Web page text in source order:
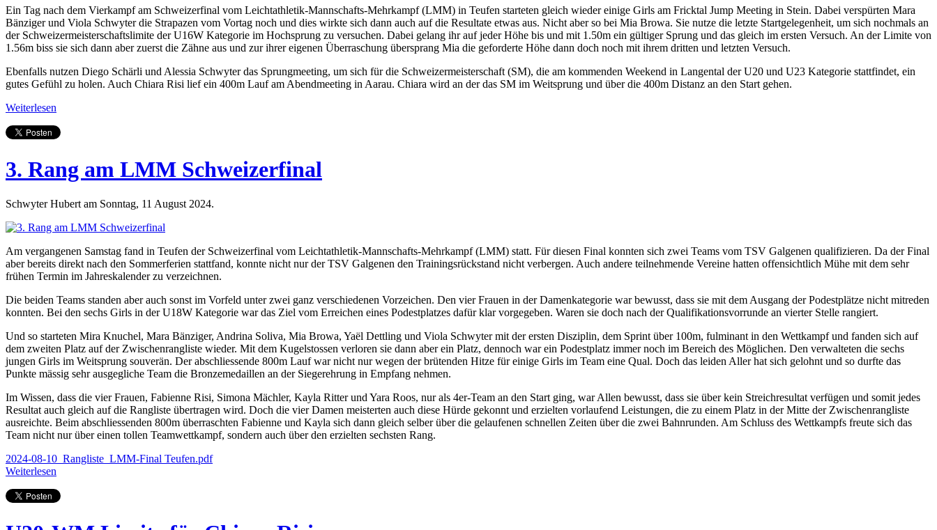
Ein Tag nach dem Vierkampf am Schweizerfinal vom Leichtathletik-Mannschafts-Mehrkampf (LMM) in Teufen starteten gleich wieder einige Girls am Fricktal Jump Meeting in Stein. Dabei verspürten Mara
Bänziger und Viola Schwyter die Strapazen vom Vortag noch und dies wirkte sich dann auch auf die Resultate etwas aus. Nicht aber so bei Mia Browa. Sie nutze die letzte Startgelegenheit, um sich nochmals an
der Schweizermeisterschaftslimite der U16W Kategorie im Hochsprung zu versuchen. Dabei gelang ihr auf jeder Höhe bis und mit 1.50m ein gültiger Sprung und das gleich im ersten Versuch. An der Limite von
1.56m biss sie sich dann aber zuerst die Zähne aus und zur ihrer eigenen Überraschung übersprang Mia die geforderte Höhe dann doch noch mit ihrem dritten und letzten Versuch.
Ebenfalls nutzen Diego Schärli und Alessia Schwyter das Sprungmeeting, um sich für die Schweizermeisterschaft (SM), die am kommenden Weekend in Langental der U20 und U23 Kategorie stattfindet, ein
gutes Gefühl zu holen. Auch Chiara Risi lief ein 400m Lauf am Abendmeeting in Aarau. Chiara wird an der das SM im Weitsprung und über die 400m Distanz an den Start gehen.
Weiterlesen
3. Rang am LMM Schweizerfinal
Schwyter Hubert am Sonntag, 11 August 2024.
Am vergangenen Samstag fand in Teufen der Schweizerfinal vom Leichtathletik-Mannschafts-Mehrkampf (LMM) statt. Für diesen Final konnten sich zwei Teams vom TSV Galgenen qualifizieren. Da der Final
aber bereits direkt nach den Sommerferien stattfand, konnte nicht nur der TSV Galgenen den Trainingsrückstand nicht verbergen. Auch andere teilnehmende Vereine hatten offensichtlich Mühe mit dem sehr
frühen Termin im Jahreskalender zu verzeichnen.
Die beiden Teams standen aber auch sonst im Vorfeld unter zwei ganz verschiedenen Vorzeichen. Den vier Frauen in der Damenkategorie war bewusst, dass sie mit dem Ausgang der Podestplätze nicht mitreden
konnten. Bei den sechs Girls in der U18W Kategorie war das Ziel vom Erreichen eines Podestplatzes dafür klar vorgegeben. Waren sie doch nach der Qualifikationsvorrunde an vierter Stelle rangiert.
Und so starteten Mira Knuchel, Mara Bänziger, Andrina Soliva, Mia Browa, Yaël Dettling und Viola Schwyter mit der ersten Disziplin, dem Sprint über 100m, fulminant in den Wettkampf und fanden sich auf
dem zweiten Platz auf der Zwischenrangliste wieder. Mit dem Kugelstossen verloren sie dann aber ein Platz, dennoch war ein Podestplatz immer noch im Bereich des Möglichen. Den verwalteten die sechs
jungen Girls im Weitsprung souverän. Der abschliessende 800m Lauf war nicht nur wegen der brütenden Hitze für einige Girls im Team eine Qual. Doch das leiden Aller hat sich gelohnt und so durfte das
Punkte mässig sehr ausgegliche Team die Bronzemedaillen an der Siegerehrung in Empfang nehmen.
Im Wissen, dass die vier Frauen, Fabienne Risi, Simona Mächler, Kayla Ritter und Yara Roos, nur als 4er-Team an den Start ging, war Allen bewusst, dass sie über kein Streichresultat verfügen und somit jedes
Resultat auch gleich auf die Rangliste übertragen wird. Doch die vier Damen meisterten auch diese Hürde gekonnt und erzielten vorlaufend Leistungen, die zu einem Platz in der Mitte der Zwischenrangliste
ausreichte. Beim abschliessenden 800m überraschten Fabienne und Kayla sich dann gleich selber über die gelaufenen schnellen Zeiten über die zwei Bahnrunden. Am Schluss des Wettkampfs freute sich das
Team nicht nur über einen tollen Teamwettkampf, sondern auch über den erzielten sechsten Rang.
2024-08-10_Rangliste_LMM-Final Teufen.pdf
Weiterlesen